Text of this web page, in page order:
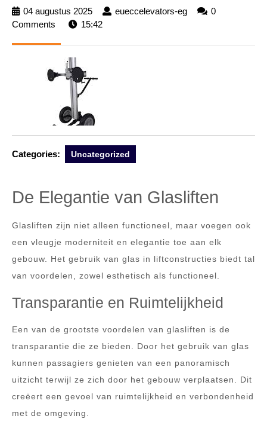
04 augustus 2025
04
augustus
eueccelevators-eg
eueccelevators-
0
Comments
15:42
Categories: Uncategorized
De Elegantie van Glasliften
Glasliften zijn niet alleen functioneel, maar voegen ook
een vleugje moderniteit en elegantie toe aan elk
gebouw. Het gebruik van glas in liftconstructies biedt tal
van voordelen, zowel esthetisch als functioneel.
Transparantie en Ruimtelijkheid
Een van de grootste voordelen van glasliften is de
transparantie die ze bieden. Door het gebruik van glas
kunnen passagiers genieten van een panoramisch
uitzicht terwijl ze zich door het gebouw verplaatsen. Dit
creëert een gevoel van ruimtelijkheid en verbondenheid
met de omgeving.